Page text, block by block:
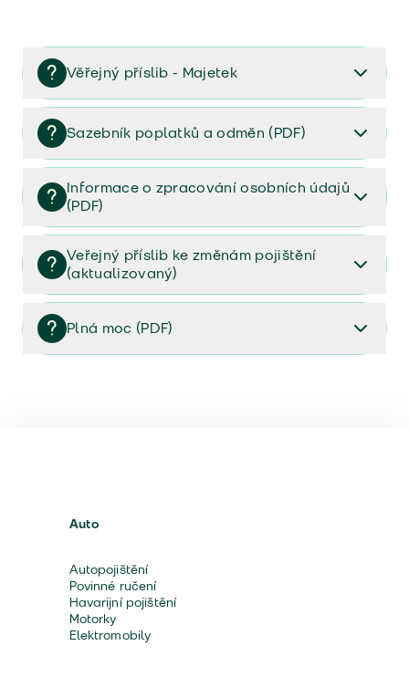
Věřejný příslib - Majetek
Věřejný příslib majetek 2023
Sazebník poplatků a odměn (PDF)
Sazebník poplatků a odměn (PDF)
Informace o zpracování osobních údajů
(PDF)
Informace o zpracování osobních údajů (PDF)
Veřejný příslib ke změnám pojištění
(aktualizovaný)
Veřejný příslib ke změnám pojištění (aktualizovaný)
Plná moc (PDF)
Auto
Autopojištění
Povinné ručení
Havarijní pojištění
Motorky
Elektromobily